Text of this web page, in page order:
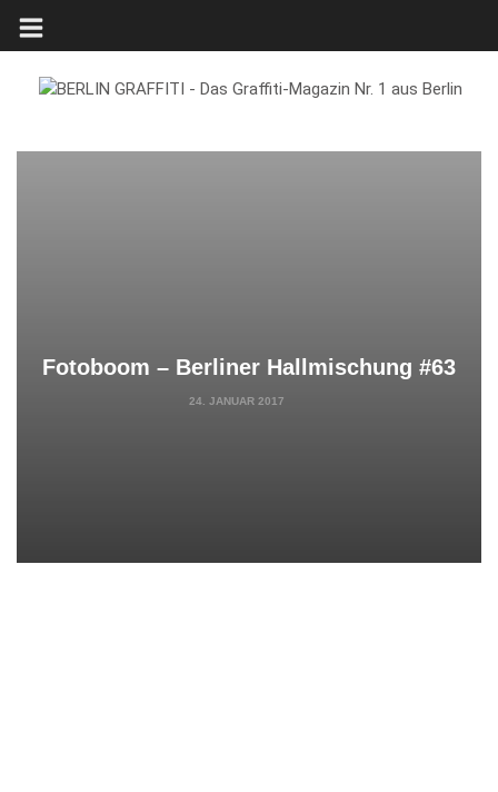
Fotoboom – Berliner Hallmischung #63
24. JANUAR 2017